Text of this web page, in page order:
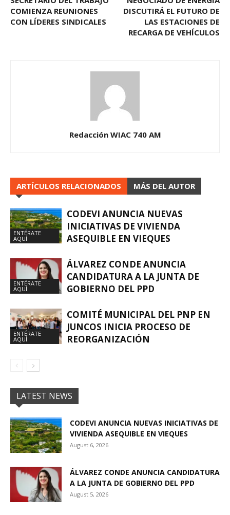
COMIENZA REUNIONES
CON LÍDERES SINDICALES
DISCUTIRÁ EL FUTURO DE
LAS ESTACIONES DE
RECARGA DE VEHÍCULOS
Redacción WIAC 740 AM
ARTÍCULOS RELACIONADOS MÁS DEL AUTOR
ENTÉRATE
AQUÍ
CODEVI ANUNCIA NUEVAS
INICIATIVAS DE VIVIENDA
ASEQUIBLE EN VIEQUES
ENTÉRATE
AQUÍ
ÁLVAREZ CONDE ANUNCIA
CANDIDATURA A LA JUNTA DE
GOBIERNO DEL PPD
ENTÉRATE
AQUÍ
COMITÉ MUNICIPAL DEL PNP EN
JUNCOS INICIA PROCESO DE
REORGANIZACIÓN
LATEST NEWS
CODEVI ANUNCIA NUEVAS INICIATIVAS DE
VIVIENDA ASEQUIBLE EN VIEQUES
August 6, 2026
ÁLVAREZ CONDE ANUNCIA CANDIDATURA
A LA JUNTA DE GOBIERNO DEL PPD
August 5, 2026